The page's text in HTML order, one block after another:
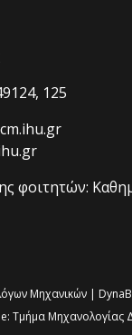
125
φοιτητών:
Μηχανικών |
Τμήμα Μηχανολογίας